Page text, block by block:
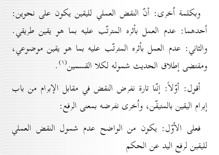
وبكلمة اُخرى: أنّ النقض العملي لليقين يكون على نحوين:
أحدهما: عدم العمل بأثره المترتّب عليه بما هو يقين طريقي.
والثاني: عدم العمل بأثره المترتّب عليه بما هو يقين موضوعي،
ومقتضى إطلاق الحديث شموله لكلا القسمين(۱) .
أقول: أوّلاً: إنّنا تارة نفرض النقض في مقابل الإبرام من باب
إبرام اليقين بالمتيقّن، واُخرى نفرضه بمعنى الرفع:
فعلى الأوّل: يكون من الواضح عدم شمول النقض العملي
لليقين لرفع اليد عن الحكم